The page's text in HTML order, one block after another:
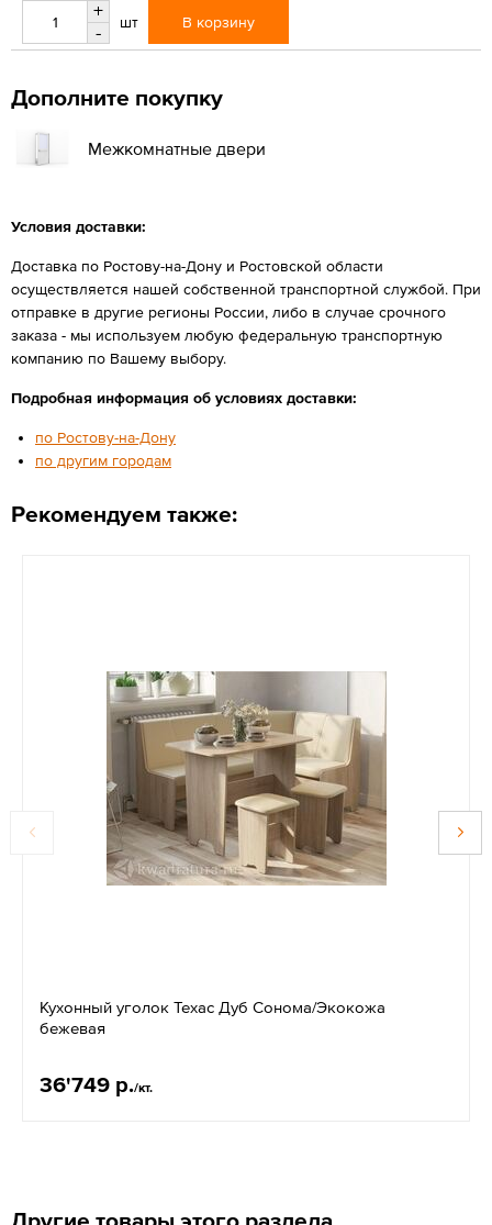
+
-
шт В корзину
Дополните покупку
Межкомнатные двери
Условия доставки:
Доставка по Ростову-на-Дону и Ростовской области
осуществляется нашей собственной транспортной службой. При
отправке в другие регионы России, либо в случае срочного
заказа - мы используем любую федеральную транспортную
компанию по Вашему выбору.
Подробная информация об условиях доставки:
по Ростову-на-Дону
по другим городам
Рекомендуем также:
Кухонный уголок Техас Дуб Сонома/Экокожа
бежевая
36'749 р./кт.
Другие товары этого раздела